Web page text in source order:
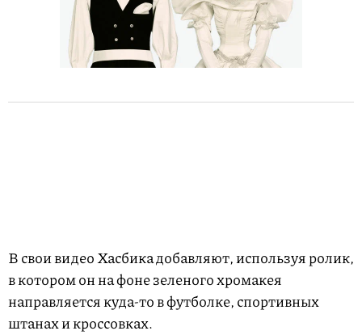
В свои видео Хасбика добавляют, используя ролик,
в котором он на фоне зеленого хромакея
направляется куда-то в футболке, спортивных
штанах и кроссовках.